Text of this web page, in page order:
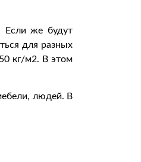
Если же будут
для разных
кг/м2. В этом
людей. В